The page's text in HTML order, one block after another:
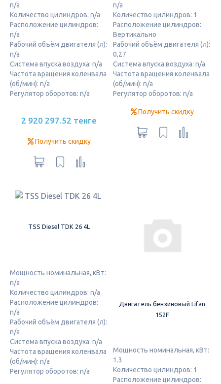
n/a
Количество цилиндров: n/a
Расположение цилиндров:
n/a
Рабочий объём двигателя (л):
n/a
Система впуска воздуха: n/a
Частота вращения коленвала
(об/мин): n/a
Регулятор оборотов: n/a
2 920 297.52 тенге
Получить скидку
n/a
Количество цилиндров: 1
Расположение цилиндров:
Вертикально
Рабочий объём двигателя (л):
0,27
Система впуска воздуха: n/a
Частота вращения коленвала
(об/мин): n/a
Регулятор оборотов: n/a
Получить скидку
TSS Diesel TDK 26 4L
Мощность номинальная, кВт:
n/a
Количество цилиндров: n/a
Расположение цилиндров:
n/a
Рабочий объём двигателя (л):
n/a
Система впуска воздуха: n/a
Частота вращения коленвала
(об/мин): n/a
Регулятор оборотов: n/a
Двигатель бензиновый Lifan
152F
Мощность номинальная, кВт:
1.3
Количество цилиндров: 1
Расположение цилиндров: